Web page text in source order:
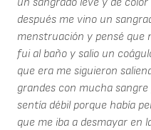
después me vino un
menstruación y pensé que
fui al baño y salio un
que era me siguieron
grandes con mucha
sentía débil porque había
que me iba a desmayar en